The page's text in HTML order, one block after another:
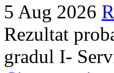
5 Aug 2026
Rezultat
gradul I-